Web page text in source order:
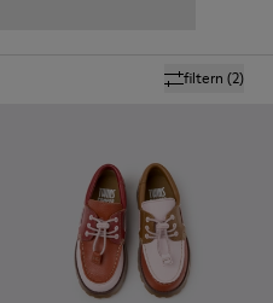
filtern (2)